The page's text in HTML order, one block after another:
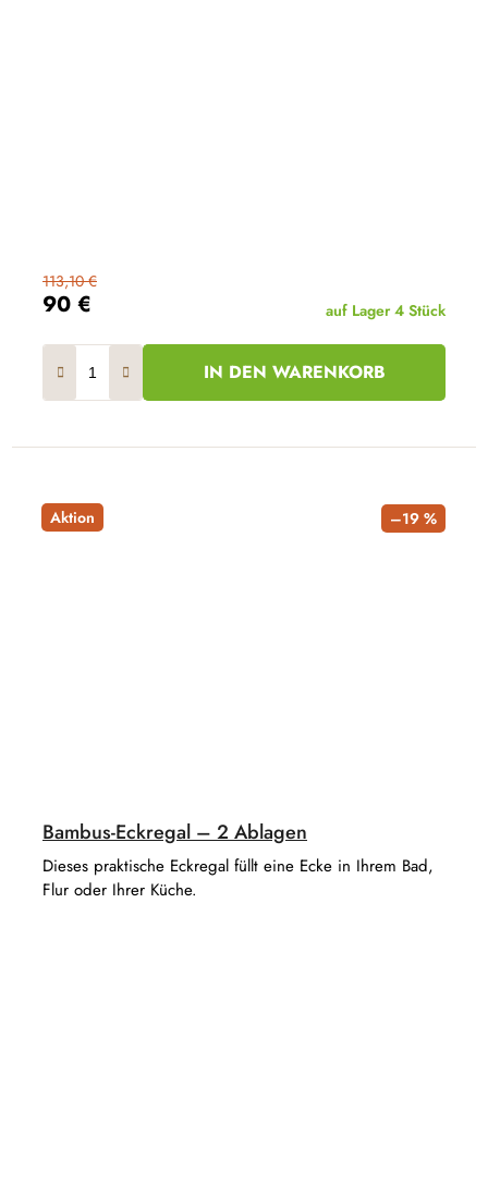
90 €
113,10 €
auf Lager 4 Stück
IN DEN WARENKORB
Aktion –19 %
Bambus-Eckregal – 2 Ablagen
Dieses praktische Eckregal füllt eine Ecke in Ihrem Bad,
Flur oder Ihrer Küche.